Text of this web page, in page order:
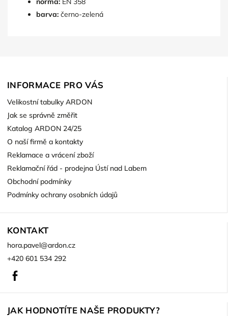
barva: černo-zelená
INFORMACE PRO VÁS
Velikostní tabulky ARDON
Jak se správně změřit
Katalog ARDON 24/25
O naší firmě a kontakty
Reklamace a vrácení zboží
Reklamační řád - prodejna Ústí nad Labem
Obchodní podmínky
Podmínky ochrany osobních údajů
KONTAKT
hora.pavel@ardon.cz
+420 601 534 292
JAK HODNOTÍTE NAŠE PRODUKTY?